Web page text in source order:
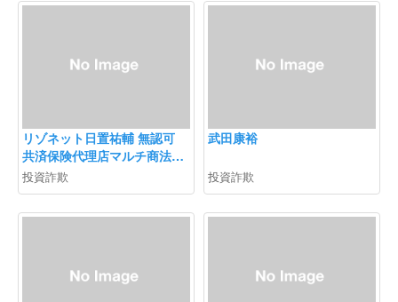
リゾネット日置祐輔 無認可
共済保険代理店マルチ商法
ネクストエイド勧誘注意
投資詐欺
武田康裕
投資詐欺